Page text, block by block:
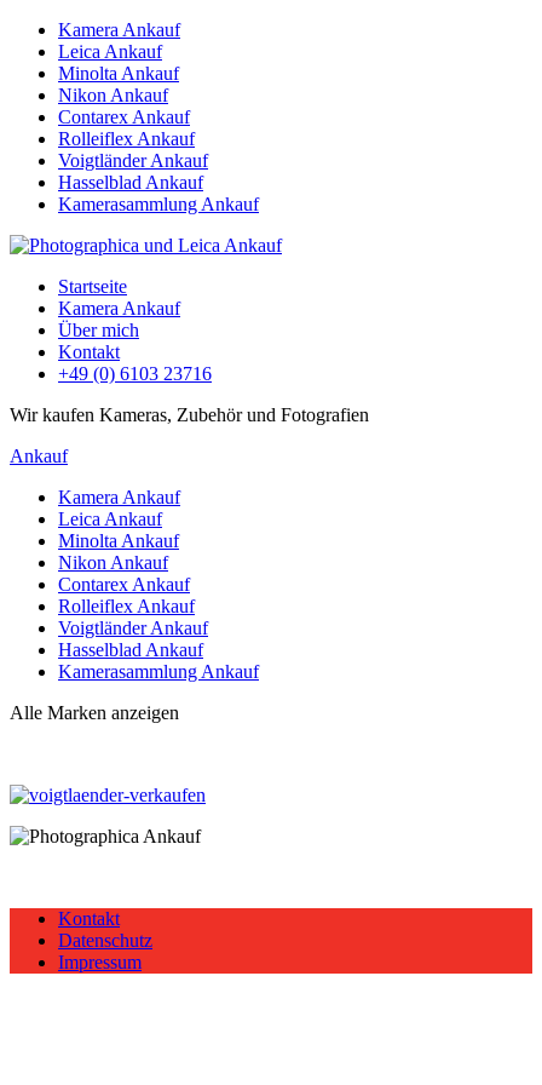
Kamera Ankauf
Leica Ankauf
Minolta Ankauf
Nikon Ankauf
Contarex Ankauf
Rolleiflex Ankauf
Voigtländer Ankauf
Hasselblad Ankauf
Kamerasammlung Ankauf
Startseite
Kamera Ankauf
Über mich
Kontakt
+49 (0) 6103 23716
Wir kaufen Kameras, Zubehör und Fotografien
Ankauf
Kamera Ankauf
Leica Ankauf
Minolta Ankauf
Nikon Ankauf
Contarex Ankauf
Rolleiflex Ankauf
Voigtländer Ankauf
Hasselblad Ankauf
Kamerasammlung Ankauf
Alle Marken anzeigen
Kontakt
Datenschutz
Impressum